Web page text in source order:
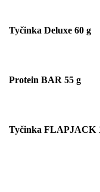
Tyčinka Deluxe 60 g
Protein BAR 55 g
Tyčinka FLAPJACK